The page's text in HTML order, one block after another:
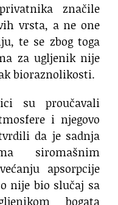
značile
vrsta, a ne one
te se zbog toga
za ugljenik nije
bioraznolikosti.
su proučavali
i njegovo
da je sadnja
siromašnim
apsorpcije
nije bio slučaj sa
bogata